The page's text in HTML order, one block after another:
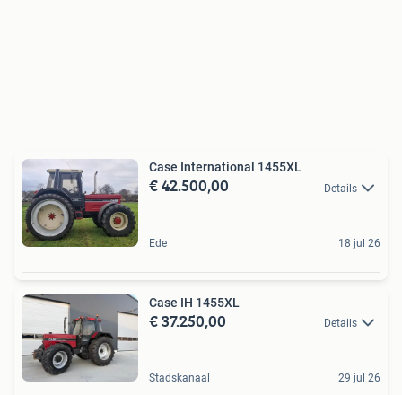
Case International 1455XL
€ 42.500,00 Details
Ede 18 jul 26
Case IH 1455XL
€ 37.250,00 Details
Stadskanaal 29 jul 26